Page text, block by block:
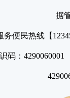
据
务便民热线【
码：